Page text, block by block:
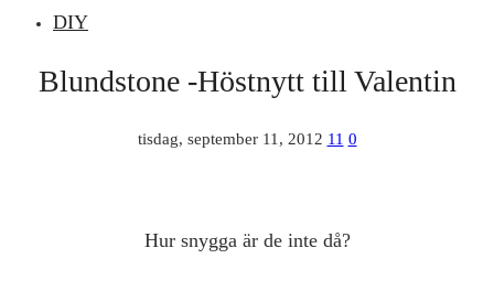
DIY
Blundstone -Höstnytt till Valentin
tisdag, september 11, 2012 11 0
Hur snygga är de inte då?